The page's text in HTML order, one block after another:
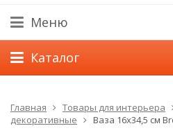
Меню
Каталог
Главная Товары для интерьера
декоративные
Ваза 16х34,5 см